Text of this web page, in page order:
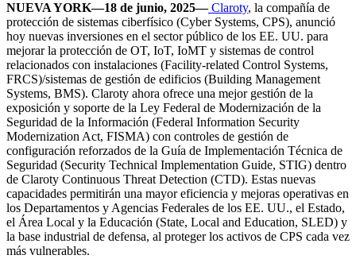
NUEVA YORK—18 de junio, 2025—Claroty, la compañía de
protección de sistemas ciberfísico (Cyber Systems, CPS), anunció
hoy nuevas inversiones en el sector público de los EE. UU. para
mejorar la protección de OT, IoT, IoMT y sistemas de control
relacionados con instalaciones (Facility-related Control Systems,
FRCS)/sistemas de gestión de edificios (Building Management
Systems, BMS). Claroty ahora ofrece una mejor gestión de la
exposición y soporte de la Ley Federal de Modernización de la
Seguridad de la Información (Federal Information Security
Modernization Act, FISMA) con controles de gestión de
configuración reforzados de la Guía de Implementación Técnica de
Seguridad (Security Technical Implementation Guide, STIG) dentro
de Claroty Continuous Threat Detection (CTD). Estas nuevas
capacidades permitirán una mayor eficiencia y mejoras operativas en
los Departamentos y Agencias Federales de los EE. UU., el Estado,
el Área Local y la Educación (State, Local and Education, SLED) y
la base industrial de defensa, al proteger los activos de CPS cada vez
más vulnerables.